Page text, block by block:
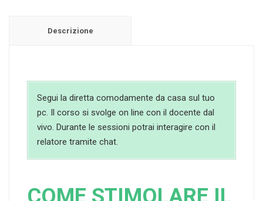
Descrizione
Segui la diretta comodamente da casa sul tuo
pc. Il corso si svolge on line con il docente dal
vivo. Durante le sessioni potrai interagire con il
relatore tramite chat.